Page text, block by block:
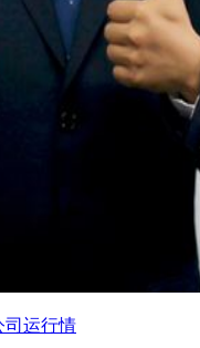
司运行情